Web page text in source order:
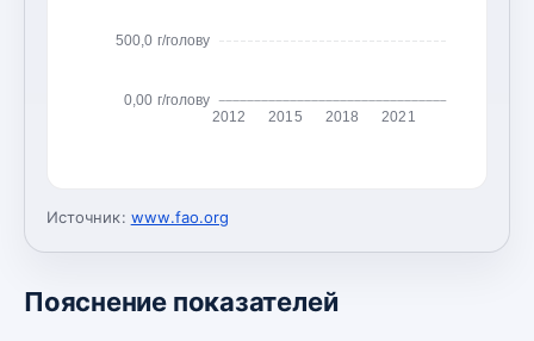
0,00 г/голову
500,0 г/голову
2012 2015 2018 2021
Источник: www.fao.org
Пояснение показателей